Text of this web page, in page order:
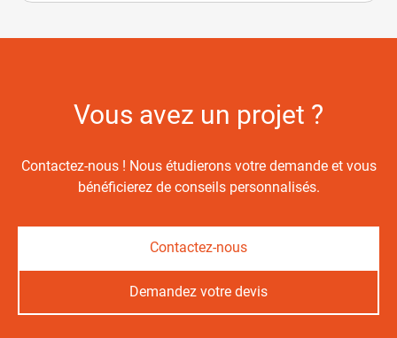
Vous avez un projet ?
Contactez-nous ! Nous étudierons votre demande et vous
bénéficierez de conseils personnalisés.
Contactez-nous
Demandez votre devis